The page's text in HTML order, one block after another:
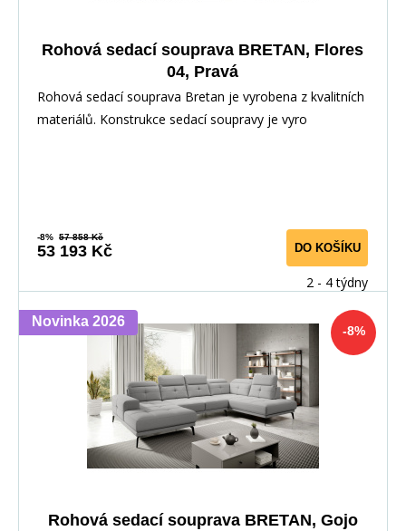
Rohová sedací souprava BRETAN, Flores
04, Pravá
Rohová sedací souprava Bretan je vyrobena z kvalitních
materiálů. Konstrukce sedací soupravy je vyro
-8% 57 858 Kč
53 193 Kč DO KOŠÍKU
2 - 4 týdny
-8%
Novinka 2026
Rohová sedací souprava BRETAN, Gojo